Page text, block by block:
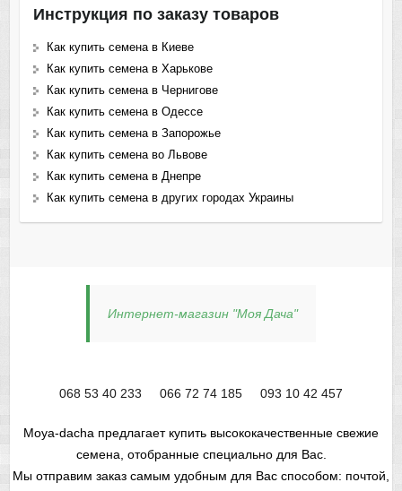
Инструкция по заказу товаров
Как купить семена в Киеве
Как купить семена в Харькове
Как купить семена в Чернигове
Как купить семена в Одессе
Как купить семена в Запорожье
Как купить семена во Львове
Как купить семена в Днепре
Как купить семена в других городах Украины
Интернет-магазин "Моя Дача"
068 53 40 233 066 72 74 185 093 10 42 457
Moya-dacha предлагает купить высококачественные свежие
семена, отобранные специально для Вас.
Мы отправим заказ самым удобным для Вас способом: почтой,